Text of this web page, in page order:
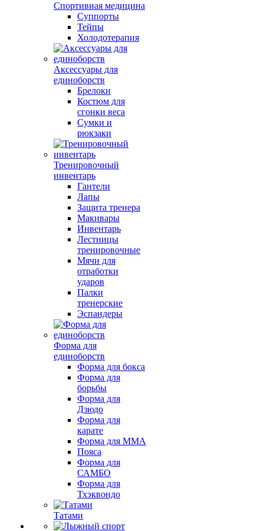
Спортивная медицина
Суппорты
Тейпы
Холодотерапия
Аксессуары для
единоборств
Брелоки
Костюм для
сгонки веса
Сумки и
рюкзаки
Тренировочный
инвентарь
Гантели
Лапы
Защита тренера
Макивары
Инвентарь
Лестницы
тренировочные
Мячи для
отработки
ударов
Палки
тренерские
Эспандеры
Форма для
единоборств
Форма для бокса
Форма для
борьбы
Форма для
Дзюдо
Форма для
карате
Форма для MMA
Пояса
Форма для
САМБО
Форма для
Тхэквондо
Татами